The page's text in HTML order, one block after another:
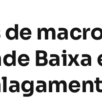
Baixa